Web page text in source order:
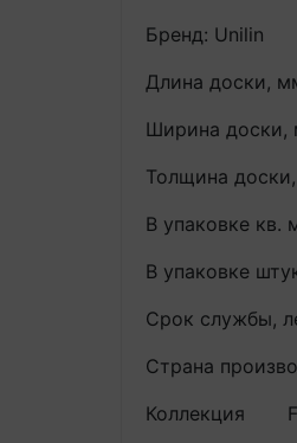
Бренд: Unilin
Длина доски,
Ширина доски,
Толщина доски,
В упаковке кв.
В упаковке
Срок службы,
Страна
Коллекция